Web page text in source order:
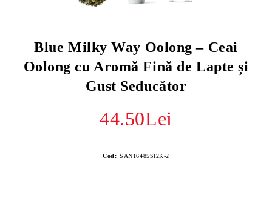
Blue Milky Way Oolong – Ceai
Oolong cu Aromă Fină de Lapte și
Gust Seducător
44.50Lei
Cod: SAN16485SI2K-2